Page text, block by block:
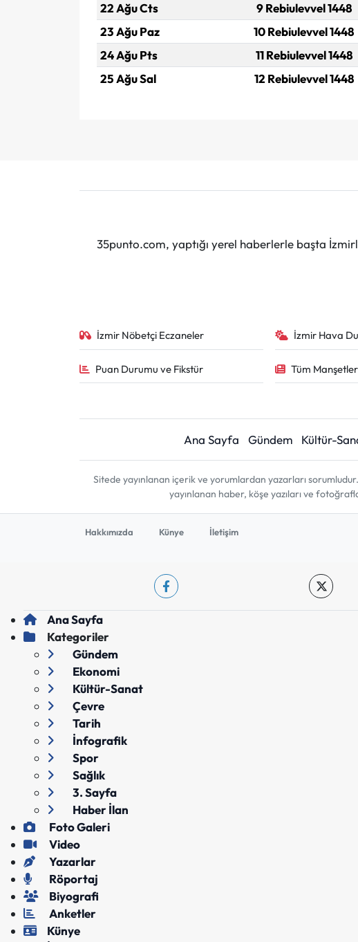
22 Ağu Cts
9 Rebiulevvel 1448
23 Ağu Paz
10 Rebiulevvel 1448
24 Ağu Pts
11 Rebiulevvel 1448
25 Ağu Sal
12 Rebiulevvel 1448
35punto.com, yaptığı yerel haberlerle başta
İzmir Nöbetçi Eczaneler İzmir Hava
Puan Durumu ve Fikstür Tüm Manşetler
Ana Sayfa Gündem Kültür-
Sitede yayınlanan içerik ve yorumlardan yazarları
yayınlanan haber, köşe yazıları ve
Hakkımızda Künye İletişim
Ana Sayfa
Kategoriler
Gündem
Ekonomi
Kültür-Sanat
Çevre
Tarih
İnfografik
Spor
Sağlık
3. Sayfa
Haber İlan
Foto Galeri
Video
Yazarlar
Röportaj
Biyografi
Anketler
Künye